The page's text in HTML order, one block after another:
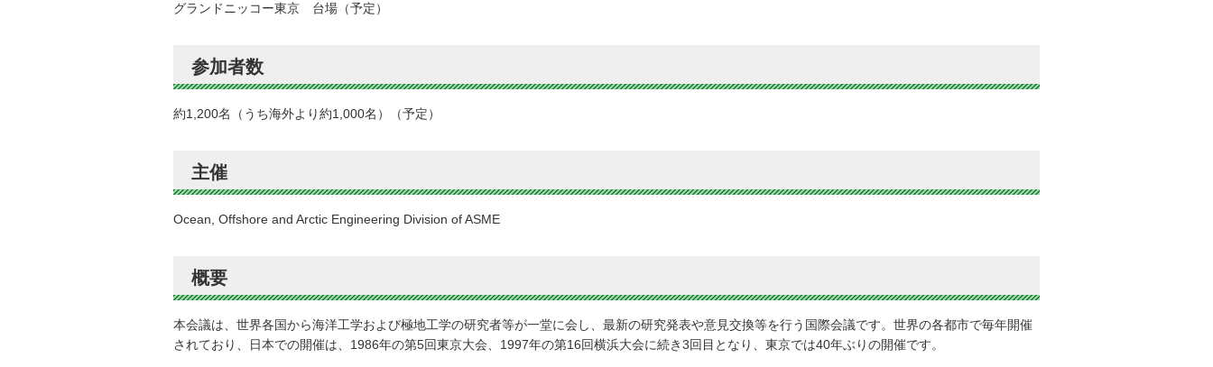
グランドニッコー東京 台場（予定）
参加者数
約1,200名（うち海外より約1,000名）（予定）
主催
Ocean, Offshore and Arctic Engineering Division of ASME
概要
本会議は、世界各国から海洋工学および極地工学の研究者等が一堂に会し、最新の研究発表や意見交換等を行う国際会議です。世界の各都市で毎年開催
されており、日本での開催は、1986年の第5回東京大会、1997年の第16回横浜大会に続き3回目となり、東京では40年ぶりの開催です。